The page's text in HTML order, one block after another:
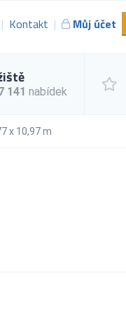
Kontakt Můj účet
141 nabídek
x 10,97 m